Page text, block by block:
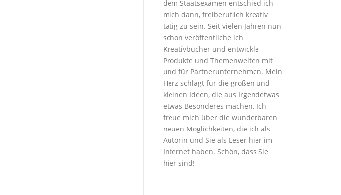
dem Staatsexamen entschied ich
mich dann, freiberuflich kreativ
tätig zu sein. Seit vielen Jahren nun
schon veröffentliche ich
Kreativbücher und entwickle
Produkte und Themenwelten mit
und für Partnerunternehmen. Mein
Herz schlägt für die großen und
kleinen Ideen, die aus Irgendetwas
etwas Besonderes machen. Ich
freue mich über die wunderbaren
neuen Möglichkeiten, die ich als
Autorin und Sie als Leser hier im
Internet haben. Schön, dass Sie
hier sind!